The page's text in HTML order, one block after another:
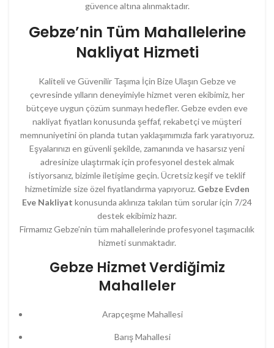
güvence altına alınmaktadır.
Gebze’nin Tüm Mahallelerine
Nakliyat Hizmeti
Kaliteli ve Güvenilir Taşıma İçin Bize Ulaşın Gebze ve
çevresinde yılların deneyimiyle hizmet veren ekibimiz, her
bütçeye uygun çözüm sunmayı hedefler.Gebze evden eve
nakliyat fiyatları konusunda şeffaf, rekabetçi ve müşteri
memnuniyetini ön planda tutan yaklaşımımızla fark yaratıyoruz.
Eşyalarınızı en güvenli şekilde, zamanında ve hasarsız yeni
adresinize ulaştırmak için profesyonel destek almak
istiyorsanız, bizimle iletişime geçin. Ücretsiz keşif ve teklif
hizmetimizle size özel fiyatlandırma yapıyoruz. Gebze Evden
Eve Nakliyat konusunda aklınıza takılan tüm sorular için 7/24
destek ekibimiz hazır.
Firmamız Gebze’nin tüm mahallelerinde profesyonel taşımacılık
hizmeti sunmaktadır.
Gebze Hizmet Verdiğimiz
Mahalleler
Arapçeşme Mahallesi
Barış Mahallesi